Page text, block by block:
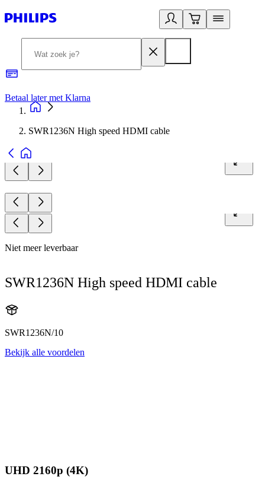
Betaal later met Klarna
SWR1236N High speed HDMI cable
Niet meer leverbaar
SWR1236N High speed HDMI cable
SWR1236N/10
Bekijk alle voordelen
UHD 2160p (4K)